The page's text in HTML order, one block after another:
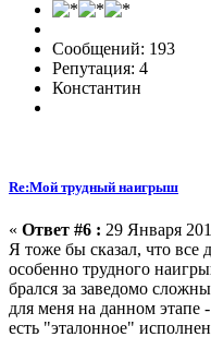
Сообщений: 193
Репутация: 4
Константин
Re:Мой трудный наигрыш
« Ответ #6 : 29 Января
Я тоже бы сказал, что все
особенно трудного
брался за заведомо
для меня на данном этапе
есть "эталонное"